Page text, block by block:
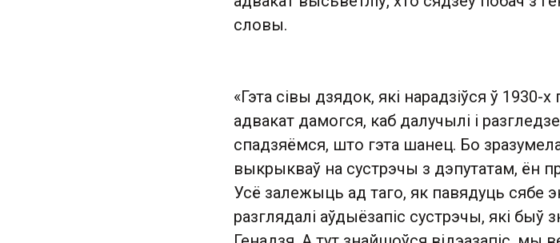
словы.
«Гэта сівы дзядок, які нарадзіўся ў 1930-
адвакат дамогся, каб далучылі і
спадзяёмся, што гэта шанец. Бо
выкрыкваў на сустрэчы з дэпутатам, ён
Усё залежыць ад таго, як павядуць сябе
разглядалі аўдыёзапіс сустрэчы, які